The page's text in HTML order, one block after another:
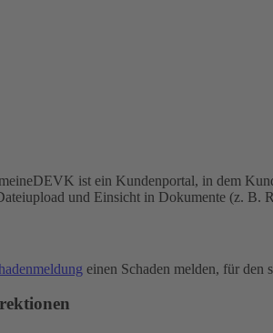
ist ein Kundenportal, in dem
und Einsicht in Dokumente (z. B.
einen Schaden melden, für den